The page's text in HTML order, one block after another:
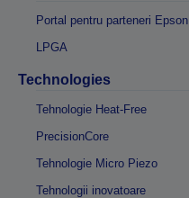
Portal pentru parteneri Epson
LPGA
Technologies
Tehnologie Heat-Free
PrecisionCore
Tehnologie Micro Piezo
Tehnologii inovatoare